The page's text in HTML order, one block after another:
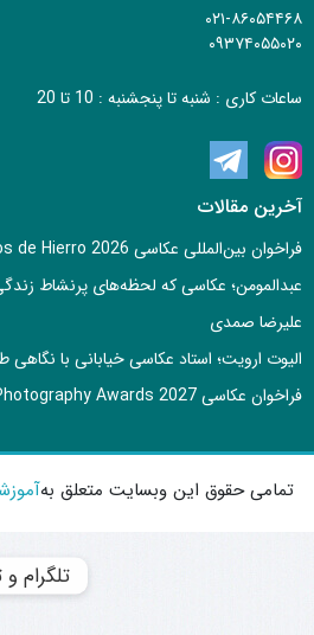
۰۲۱-۸۶۰۵۴۴۶۸
۰۹۳۷۴۰۵۵۰۲۰
ساعات کاری : شنبه تا پنجشنبه : 10 تا 20
آخرین مقالات
فراخوان بین‌المللی عکاسی Caminos de Hierro 2026 سی‌وسومین دوره
عبدالمومن؛ عکاسی که لحظه‌های پرنشاط
علیرضا صمدی
الیوت ارویت؛ استاد عکاسی خیابانی با نگاهی
فراخوان عکاسی Sony World Photography Awards 2027
تمامی حقوق این وبسایت متعلق به
تلگرام